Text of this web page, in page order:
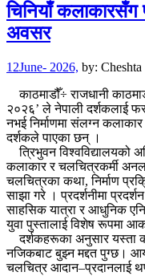
चिनियाँ कलाकारसँग
अवसर
12June- 2026, by: Cheshta
काठमाडौँ÷ राजधानी
२०२६’ ले नेपाली दर्शकलाई
नभई निर्माणमा संलग्न
दर्शकले पाएका छन् ।
त्रिभुवन विश्वविद्यालयको
कलाकार र चलचित्रकर्मी
चलचित्रका कथा, निर्माण
साझा गरे । प्रदर्शनीमा
साहसिक यात्रा र आधुनिक
युवा पुस्तालाई विशेष रूपमा
दर्शकहरूका अनुसार यस्ता
नजिकबाट बुझ्न मद्दत पुग्छ।
चलचित्र आदान–प्रदानलाई